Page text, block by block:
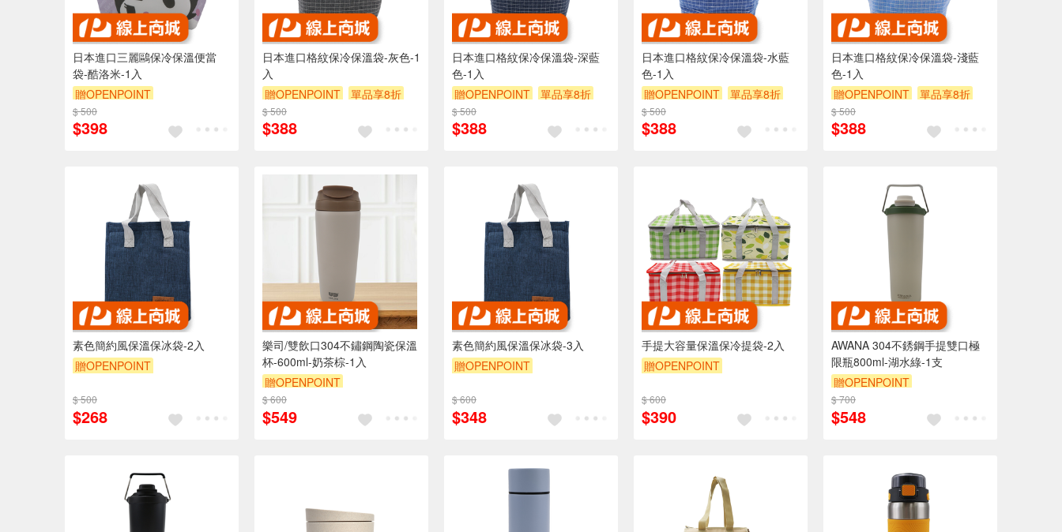
日本進口三麗鷗保冷保溫便當
袋-酷洛米-1入
贈OPENPOINT
$ 500
$398
日本進口格紋保冷保溫袋-灰色-1
入
贈OPENPOINT
單品享8折
$ 500
$388
日本進口格紋保冷保溫袋-深藍
色-1入
贈OPENPOINT
單品享8折
$ 500
$388
日本進口格紋保冷保溫袋-水藍
色-1入
贈OPENPOINT
單品享8折
$ 500
$388
日本進口格紋保冷保溫袋-淺藍
色-1入
贈OPENPOINT
單品享8折
$ 500
$388
素色簡約風保溫保冰袋-2入
贈OPENPOINT
$ 500
$268
樂司/雙飲口304不鏽鋼陶瓷保溫
杯-600ml-奶茶棕-1入
贈OPENPOINT
$ 600
$549
素色簡約風保溫保冰袋-3入
贈OPENPOINT
$ 600
$348
手提大容量保溫保冷提袋-2入
贈OPENPOINT
$ 600
$390
AWANA 304不銹鋼手提雙口極
限瓶800ml-湖水綠-1支
贈OPENPOINT
$ 700
$548